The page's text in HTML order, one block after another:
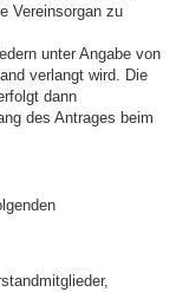
Vereins­­­­organ zu
unter Angabe von
verlangt wird. Die
dann
des Antrages beim